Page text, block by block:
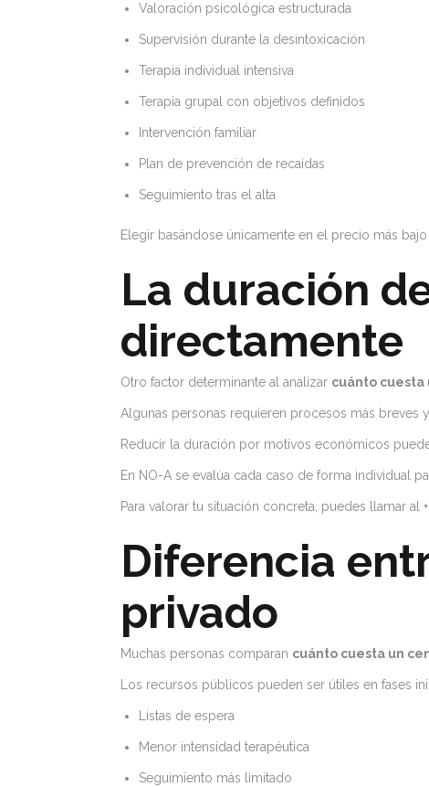
Valoración psicológica estructurada
Supervisión durante la desintoxicación
Terapia individual intensiva
Terapia grupal con objetivos definidos
Intervención familiar
Plan de prevención de recaídas
Seguimiento tras el alta
Elegir basándose únicamente en el precio más
La duración
directamente
Otro factor determinante al analizar cuánto cuesta
Algunas personas requieren procesos más breves
Reducir la duración por motivos económicos
En NO-A se evalúa cada caso de forma individual
Para valorar tu situación concreta, puedes llamar al
Diferencia
privado
Muchas personas comparan cuánto cuesta un
Los recursos públicos pueden ser útiles en fases
Listas de espera
Menor intensidad terapéutica
Seguimiento más limitado